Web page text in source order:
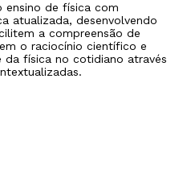
ensino de física com
atualizada, desenvolvendo
a compreensão de
o raciocínio científico e
física no cotidiano através